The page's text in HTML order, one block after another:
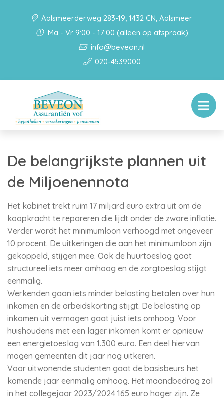
Aalsmeerderweg 283-19, 1432 CN, Aalsmeer
Ma - Vr 9:00 - 17:00 (alleen op afspraak)
info@beveon.nl
020-4539000
De belangrijkste plannen uit
de Miljoenennota
Het kabinet trekt ruim 17 miljard euro extra uit om de
koopkracht te repareren die lijdt onder de zware inflatie.
Verder wordt het minimumloon verhoogd met ongeveer
10 procent. De uitkeringen die aan het minimumloon zijn
gekoppeld, stijgen mee. Ook de huurtoeslag gaat
structureel iets meer omhoog en de zorgtoeslag stijgt
eenmalig.
Werkenden gaan iets minder belasting betalen over hun
inkomen en de arbeidskorting stijgt. De belasting op
inkomen uit vermogen gaat juist iets omhoog. Voor
huishoudens met een lager inkomen komt er opnieuw
een energietoeslag van 1.300 euro. Een deel hiervan
mogen gemeenten dit jaar nog uitkeren.
Voor uitwonende studenten gaat de basisbeurs het
komende jaar eenmalig omhoog. Het maandbedrag zal
in het collegejaar 2023/2024 165 euro hoger zijn. Ze